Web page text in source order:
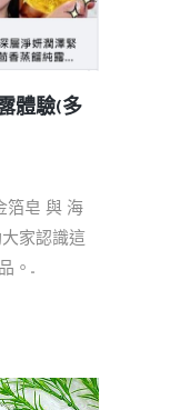
體驗(多
箔皂 與 海
家認識這
...